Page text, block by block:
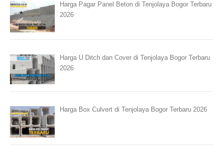
Harga Pagar Panel Beton di Tenjolaya Bogor Terbaru
2026
Harga U Ditch dan Cover di Tenjolaya Bogor Terbaru
2026
Harga Box Culvert di Tenjolaya Bogor Terbaru 2026